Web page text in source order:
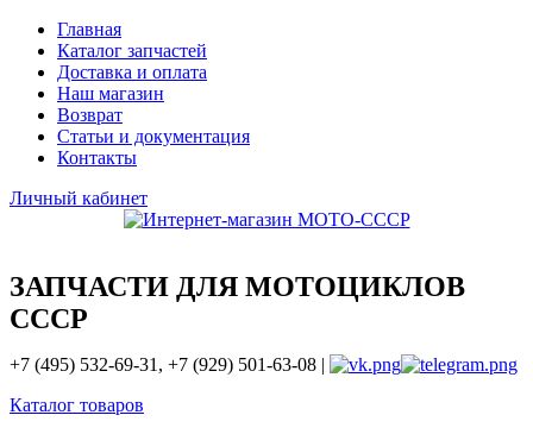
Главная
Каталог запчастей
Доставка и оплата
Наш магазин
Возврат
Статьи и документация
Контакты
Личный кабинет
ЗАПЧАСТИ ДЛЯ МОТОЦИКЛОВ
СССР
+7 (495) 532-69-31, +7 (929) 501-63-08 |
Каталог товаров